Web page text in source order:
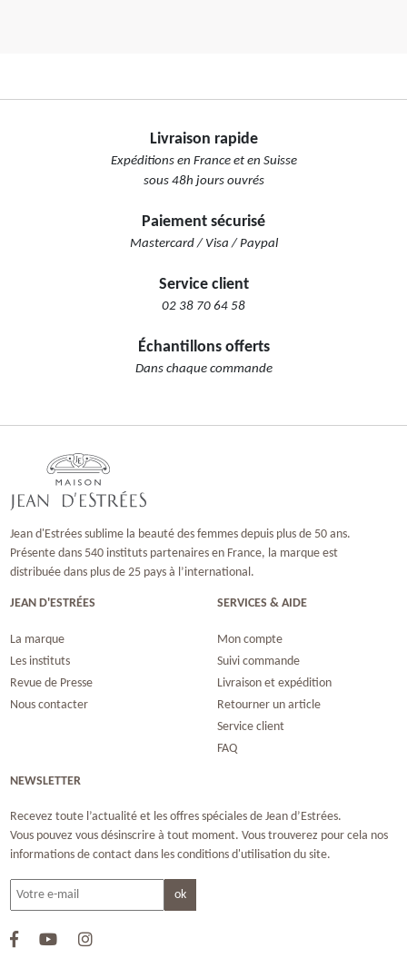
Livraison rapide
Expéditions en France et en Suisse
sous 48h jours ouvrés
Paiement sécurisé
Mastercard / Visa / Paypal
Service client
02 38 70 64 58
Échantillons offerts
Dans chaque commande
Jean d'Estrées sublime la beauté des femmes depuis plus de 50 ans.
Présente dans 540 instituts partenaires en France, la marque est
distribuée dans plus de 25 pays à l’international.
JEAN D'ESTRÉES
La marque
Les instituts
Revue de Presse
Nous contacter
SERVICES & AIDE
Mon compte
Suivi commande
Livraison et expédition
Retourner un article
Service client
FAQ
NEWSLETTER
Recevez toute l’actualité et les offres spéciales de Jean d’Estrées.
Vous pouvez vous désinscrire à tout moment. Vous trouverez pour cela nos
informations de contact dans les conditions d'utilisation du site.